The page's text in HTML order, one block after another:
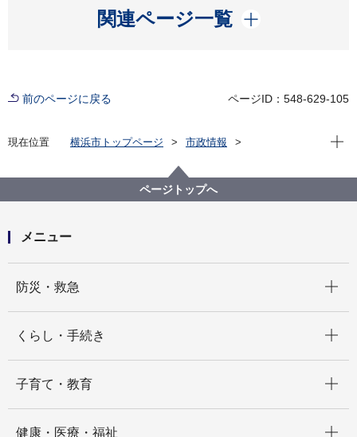
関連ページ一覧
開く
前のページに戻る ページID：548-629-105
現在位置 横浜市トップページ
市政情報
横浜ウォーター株式会社が千葉県かずさ水道広域連合
企業団と水道ビジョン策定支援に関する業務委託契約
現在
ページトップへ
メニュー
防災・救急
くらし・手続き
子育て・教育
健康・医療・福祉